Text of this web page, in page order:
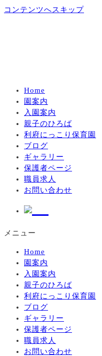
コンテンツへスキップ
Home
園案内
入園案内
親子のひろば
利府にっこり保育園
ブログ
ギャラリー
保護者ページ
職員求人
お問い合わせ
メニュー
Home
園案内
入園案内
親子のひろば
利府にっこり保育園
ブログ
ギャラリー
保護者ページ
職員求人
お問い合わせ